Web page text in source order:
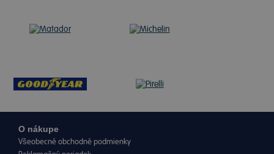
O nákupe
Všeobecné obchodné podmienky